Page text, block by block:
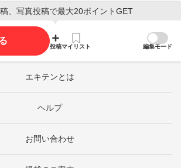
、写真投稿で最大20ポイントGET
投稿マイリスト 編集モード
エキテンとは
ヘルプ
お問い合わせ